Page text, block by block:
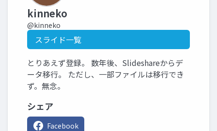
kinneko
@kinneko
スライド一覧
とりあえず登録。 数年後、Slideshareからデ
ータ移行。 ただし、一部ファイルは移行でき
ず。無念。
シェア
Facebook